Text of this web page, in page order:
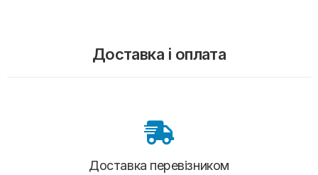
Доставка і оплата
Доставка перевізником